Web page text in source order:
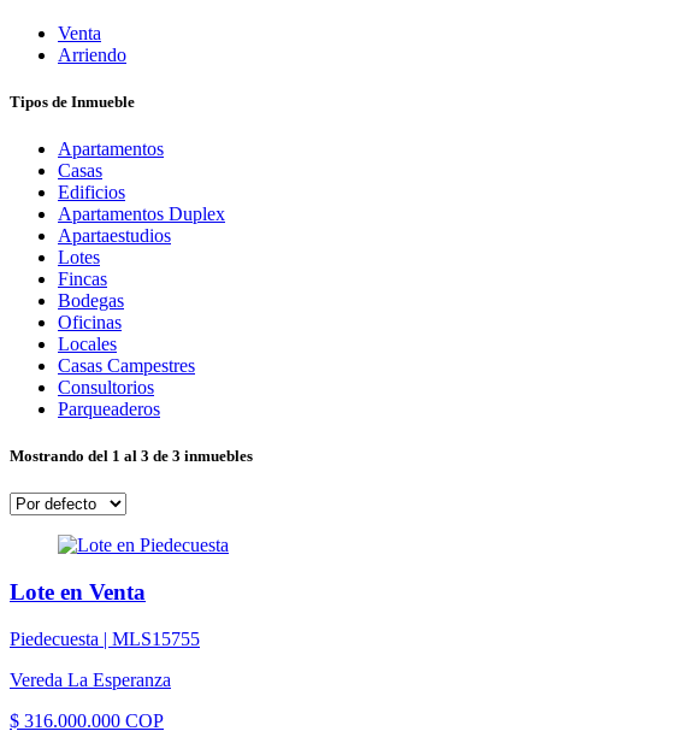
Venta
Arriendo
Tipos de Inmueble
Apartamentos
Casas
Edificios
Apartamentos Duplex
Apartaestudios
Lotes
Fincas
Bodegas
Oficinas
Locales
Casas Campestres
Consultorios
Parqueaderos
Mostrando del 1 al 3 de 3 inmuebles
Lote en Venta
Piedecuesta | MLS15755
Vereda La Esperanza
$ 316.000.000 COP